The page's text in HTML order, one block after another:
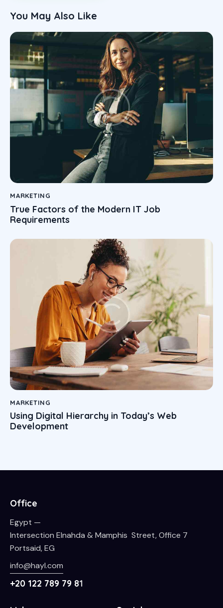
You May Also Like
MARKETING
True Factors of the Modern IT Job
Requirements
MARKETING
Using Digital Hierarchy in Today’s Web
Development
Office
Egypt —
Intersection Elnahda & Mamphis Street, Office 7
Portsaid, EG
info@hayl.com
+20 122 789 79 81